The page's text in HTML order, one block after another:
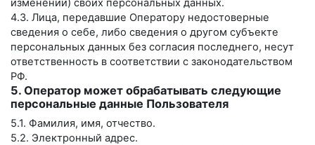
изменении) своих персональных данных.
4.3. Лица, передавшие Оператору недостоверные
сведения о себе, либо сведения о другом субъекте
персональных данных без согласия последнего, несут
ответственность в соответствии с законодательством
РФ.
5. Оператор может обрабатывать следующие
персональные данные Пользователя
5.1. Фамилия, имя, отчество.
5.2. Электронный адрес.